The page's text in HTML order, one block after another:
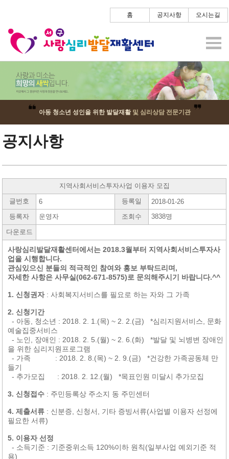
홈 공지사항 오시는길
아동 청소년 성인을 위한 발달재활 및 심리상담 전문기관
공지사항
지역사회서비스투자사업 이용자 모집
글번호
6 등록일
2018-01-26
등록자
운영자 조회수
3838명
다운로드
사랑심리발달재활센터에서는 2018.3월부터 지역사회서비스투자사
업을 시행합니다.
관심있으신 분들의 적극적인 참여와 홍보 부탁드리며,
자세한 사항은 사무실(062-671-8575)로 문의해주시기 바랍니다.^^
1. 신청권자: 사회복지서비스를 필요로 하는 자와 그 가족
2. 신청기간
- 아동, 청소년 : 2018. 2. 1.(목) ~ 2. 2.(금) *심리지원서비스, 문화
예술집중서비스
- 노인, 장애인 : 2018. 2. 5.(월) ~ 2. 6.(화) *발달 및 뇌병변 장애인
을 위한 심리지원프로그램
- 가족 : 2018. 2. 8.(목) ~ 2. 9.(금) *건강한 가족공동체 만
들기
- 추가모집 : 2018. 2. 12.(월) *목표인원 미달시 추가모집
3. 신청접수 : 주민등록상 주소지 동 주민센터
4. 제출서류 : 신분증, 신청서, 기타 증빙서류(사업별 이용자 선정에
필요한 서류)
5. 이용자 선정
- 소득기준 : 기준중위소득 120%이하 원칙(일부사업 예외기준 적
용)